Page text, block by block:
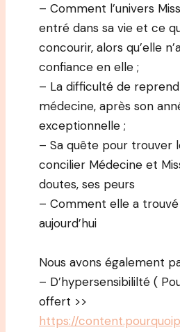
– Comment l’univers
entré dans sa vie et ce
concourir, alors qu’elle
confiance en elle ;
– La difficulté de
médecine, après son
exceptionnelle ;
– Sa quête pour trouver
concilier Médecine et
doutes, ses peurs
– Comment elle a
aujourd’hui
Nous avons également
– D’hypersensibililté (
offert >>
https://